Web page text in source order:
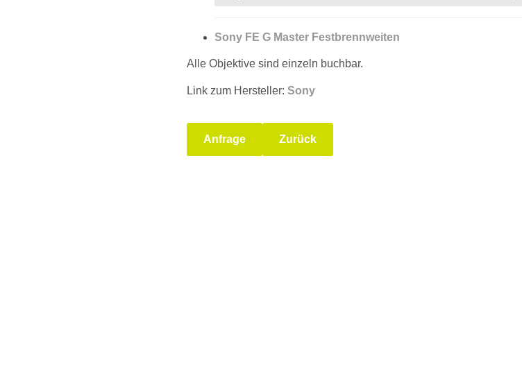
Sony FE G Master Festbrennweiten
Alle Objektive sind einzeln buchbar.
Link zum Hersteller: Sony
Anfrage Zurück